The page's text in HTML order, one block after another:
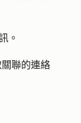
。
聯的連絡